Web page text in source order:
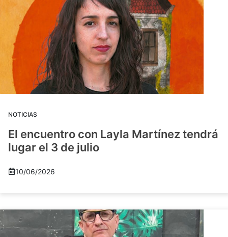
NOTICIAS
El encuentro con Layla Martínez tendrá
lugar el 3 de julio
10/06/2026